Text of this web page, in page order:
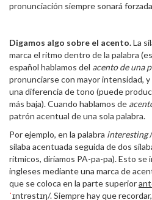
pronunciación siempre sonará
Digamos algo sobre el acento.La
marca el ritmo dentro de la palabra
español hablamos del acento de una
pronunciarse con mayor intensidad,
una diferencia de tono (puede
más baja). Cuando hablamos de
patrón acentual de una sola palabra.
Por ejemplo, en la palabra interesting/
sílaba acentuada seguida de dos
rítmicos, diríamos PA-pa-pa). Esto se
ingleses mediante una marca de
que se coloca en la parte superior
ˈɪntrəstɪŋ/. Siempre hay que